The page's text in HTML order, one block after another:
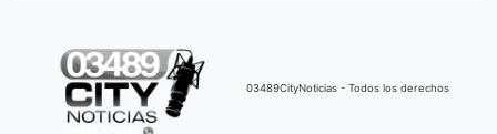
03489CityNoticias - Todos los derechos